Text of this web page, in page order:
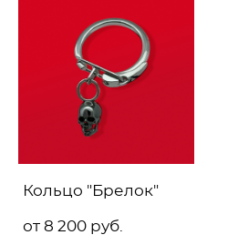
Кольцо "Брелок"
от 8 200 pуб.